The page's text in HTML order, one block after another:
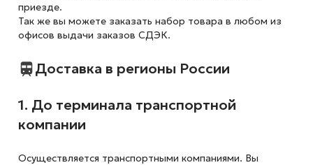
приезде.
Так же вы можете заказать набор товара в любом из
офисов выдачи заказов СДЭК.
Доставка в регионы России
1. До терминала транспортной
компании
Осуществляется транспортными компаниями. Вы